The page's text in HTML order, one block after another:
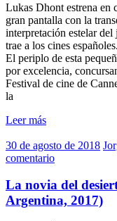
Lukas Dhont estrena en
gran pantalla con la
interpretación estelar
trae a los cines
El periplo de esta
por excelencia,
Festival de cine de
la
Leer más
30 de agosto de 2018
comentario
La novia del
Argentina, 2017)